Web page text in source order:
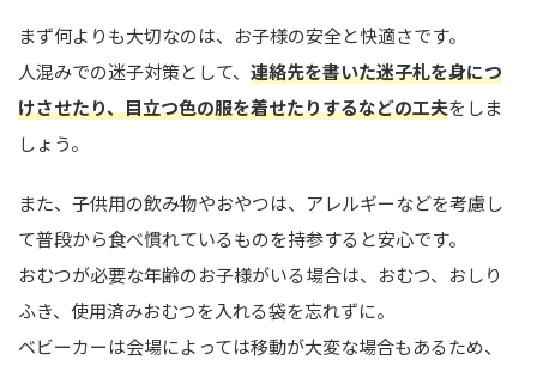
まず何よりも大切なのは、お子様の安全と快適さです。
人混みでの迷子対策として、 連絡先を書いた迷子札を身につ
けさせたり、目立つ色の服を着せたりするなどの工夫をしま
しょう。
また、子供用の飲み物やおやつは、アレルギーなどを考慮し
て普段から食べ慣れているものを持参すると安心です。
おむつが必要な年齢のお子様がいる場合は、おむつ、おしり
ふき、使用済みおむつを入れる袋を忘れずに。
ベビーカーは会場によっては移動が大変な場合もあるため、